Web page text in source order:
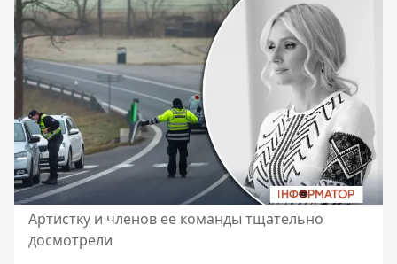
Артистку и членов ее команды тщательно
досмотрели